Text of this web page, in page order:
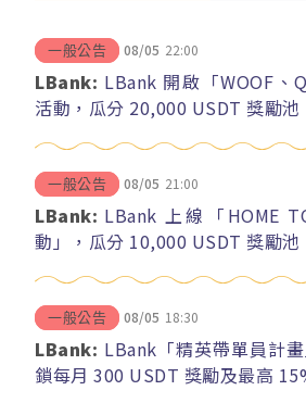
一般公告 08/05 22:00
LBank: LBank 開啟「WOOF、
活動，瓜分 20,000 USDT 獎勵池
一般公告 08/05 21:00
LBank: LBank 上線「HOME
動」，瓜分 10,000 USDT 獎勵池
一般公告 08/05 18:30
LBank: LBank「精英帶單員計
鎖每月 300 USDT 獎勵及最高